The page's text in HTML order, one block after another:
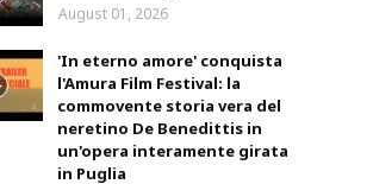
August 01, 2026
'In eterno amore' conquista
l'Amura Film Festival: la
commovente storia vera del
neretino De Benedittis in
un'opera interamente girata
in Puglia